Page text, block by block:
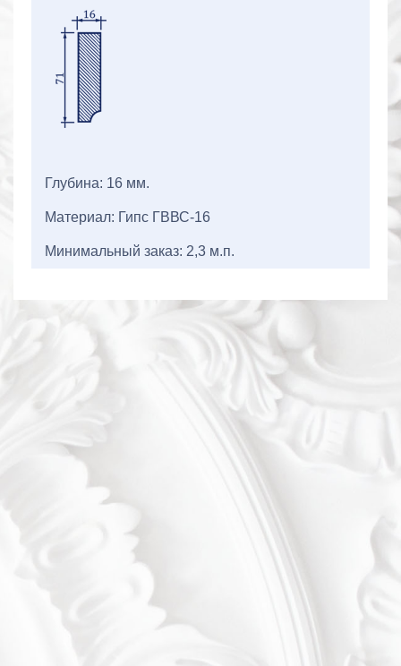
Глубина: 16 мм.
Материал: Гипс ГВВС-16
Минимальный заказ: 2,3 м.п.